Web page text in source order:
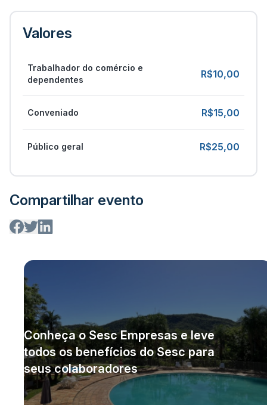
Valores
Trabalhador do comércio e
dependentes
R$10,00
Conveniado R$15,00
Público geral R$25,00
Compartilhar evento
Conheça o Sesc Empresas e leve
todos os benefícios do Sesc para
seus colaboradores